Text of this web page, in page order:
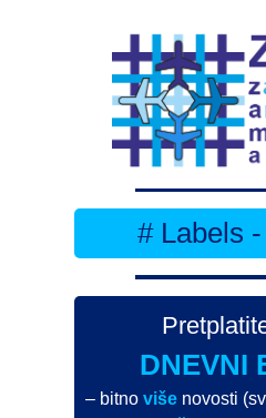
# Labels
DNEVNI
– bitnoviše novosti